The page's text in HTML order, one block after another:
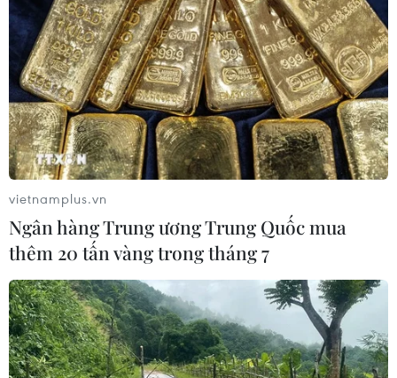
Đàm phán ngừng bắn ở Dải Gaza kết thúc
mà không đạt thỏa thuận
25/08/2024 23:42
vietnamplus.vn
Ngân hàng Trung ương Trung Quốc mua
thêm 20 tấn vàng trong tháng 7